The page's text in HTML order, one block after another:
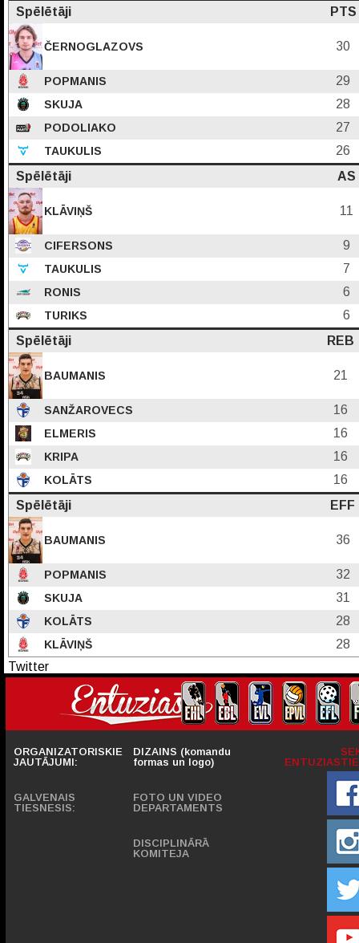
Spēlētāji
PTS
ČERNOGLAZOVS 30
POPMANIS 29
SKUJA 28
PODOLIAKO 27
TAUKULIS
26
Spēlētāji
AS
KLĀVIŅŠ 11
CIFERSONS 9
TAUKULIS 7
RONIS 6
TURIKS
6
Spēlētāji
REB
BAUMANIS 21
SANŽAROVECS 16
ELMERIS 16
KRIPA 16
KOLĀTS
16
Spēlētāji
EFF
BAUMANIS 36
POPMANIS 32
SKUJA 31
KOLĀTS 28
KLĀVIŅŠ
28
Twitter
ORGANIZATORISKIE
JAUTĀJUMI:
GALVENAIS
TIESNESIS:
DIZAINS (komandu
formas un logo)
FOTO UN VIDEO
DEPARTAMENTS
DISCIPLINĀRĀ
KOMITEJA